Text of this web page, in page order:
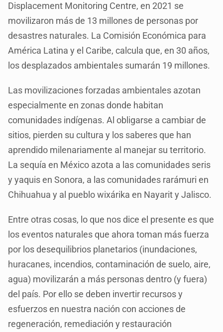
Displacement Monitoring Centre, en 2021 se
movilizaron más de 13 millones de personas por
desastres naturales. La Comisión Económica para
América Latina y el Caribe, calcula que, en 30 años,
los desplazados ambientales sumarán 19 millones.
Las movilizaciones forzadas ambientales azotan
especialmente en zonas donde habitan
comunidades indígenas. Al obligarse a cambiar de
sitios, pierden su cultura y los saberes que han
aprendido milenariamente al manejar su territorio.
La sequía en México azota a las comunidades seris
y yaquis en Sonora, a las comunidades rarámuri en
Chihuahua y al pueblo wixárika en Nayarit y Jalisco.
Entre otras cosas, lo que nos dice el presente es que
los eventos naturales que ahora toman más fuerza
por los desequilibrios planetarios (inundaciones,
huracanes, incendios, contaminación de suelo, aire,
agua) movilizarán a más personas dentro (y fuera)
del país. Por ello se deben invertir recursos y
esfuerzos en nuestra nación con acciones de
regeneración, remediación y restauración